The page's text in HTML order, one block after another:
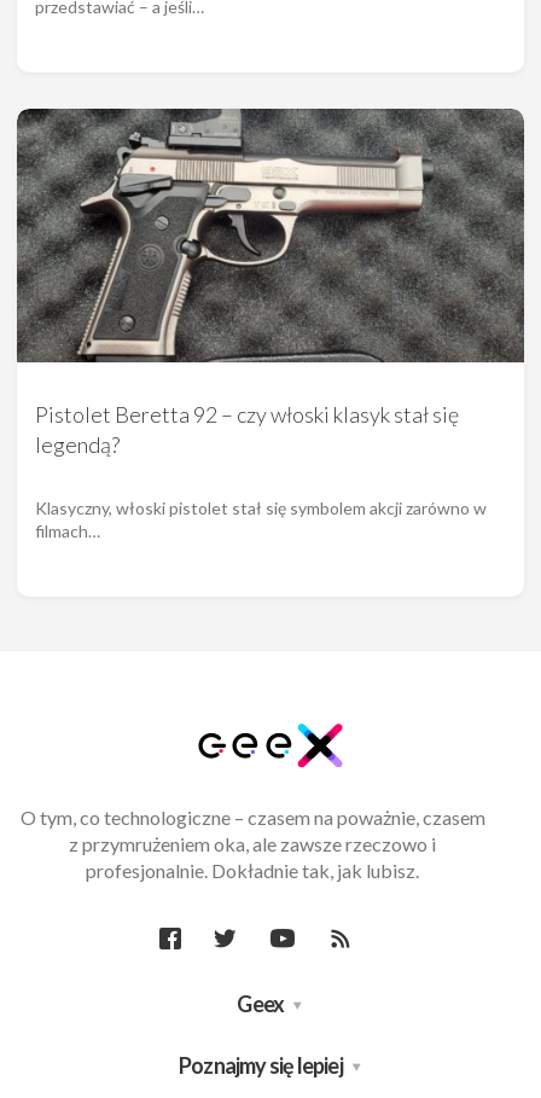
przedstawiać – a jeśli…
Pistolet Beretta 92 – czy włoski klasyk stał się
legendą?
Klasyczny, włoski pistolet stał się symbolem akcji zarówno w
filmach…
O tym, co technologiczne – czasem na poważnie, czasem
z przymrużeniem oka, ale zawsze rzeczowo i
profesjonalnie. Dokładnie tak, jak lubisz.
Geex
Poznajmy się lepiej